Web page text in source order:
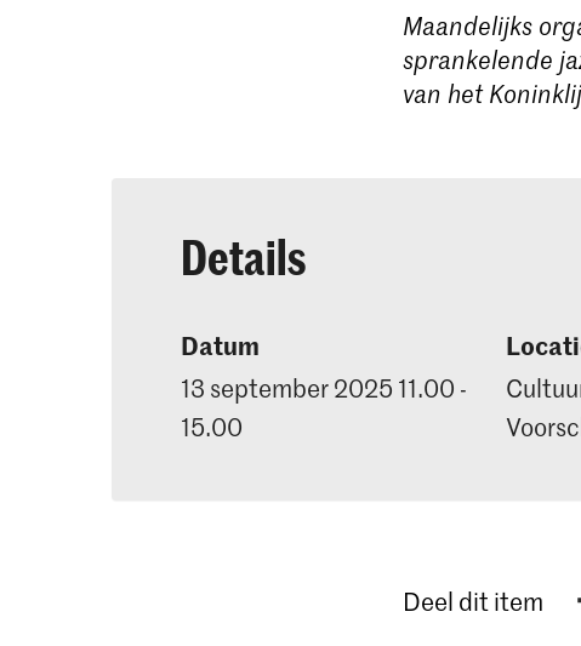
Maandelijks
sprankelende
van het
Details
Datum
13 september 2025 11.00 -
15.00
Deel dit item